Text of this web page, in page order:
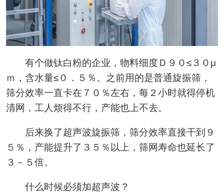
有个做钛白粉的企业，物料细度Ｄ９０≤３０μ
ｍ，含水量≤０．５％。之前用的是普通旋振筛，
筛分效率一直卡在７０％左右，每２小时就得停机
清网，工人烦得不行，产能也上不去。
后来换了超声波旋振筛，筛分效率直接干到９
５％，产能提升了３５％以上，筛网寿命也延长了
３－５倍。
什么时候必须加超声波？